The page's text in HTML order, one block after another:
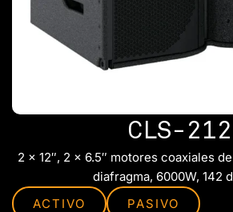
CLS-212
2 x 12″, 2 x 6.5″ motores coaxiales
diafragma, 6000W, 142
ACTIVO
PASIVO